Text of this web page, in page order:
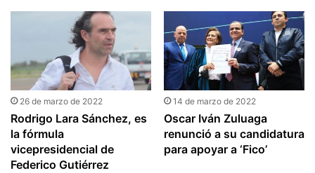
26 de marzo de 2022
Rodrigo Lara Sánchez, es
la fórmula
vicepresidencial de
Federico Gutiérrez
14 de marzo de 2022
Oscar Iván Zuluaga
renunció a su candidatura
para apoyar a ‘Fico’